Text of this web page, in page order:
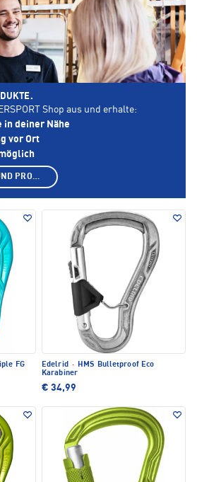
FG
Edelrid · HMS Bulletproof Eco
Karabiner
€ 34,99
Shop aus und erhalte:
in deiner Nähe
vor Ort
SHOP AUSWÄHLEN UND PRODUKTE ANZEIGEN